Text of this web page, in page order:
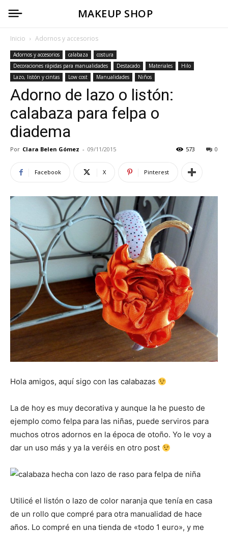
MAKEUP SHOP
Inicio Adornos y accesorios
Adornos y accesorios calabaza
costura
Decoraciones rápidas para manualidades
Destacado Materiales
Hilo
Lazo, listón y cintas
Low cost Manualidades Niños
Adorno de lazo o listón:
calabaza para felpa o
diadema
Por Clara Belen Gómez - 09/11/2015 0
573
Facebook X Pinterest
Hola amigos, aquí sigo con las calabazas
La de hoy es muy decorativa y aunque la he puesto de
ejemplo como felpa para las niñas, puede serviros para
muchos otros adornos en la época de otoño. Yo le voy a
dar un uso más y ya la veréis en otro post
Utilicé el listón o lazo de color naranja que tenía en casa
de un rollo que compré para otra manualidad de hace
años. Lo compré en una tienda de «todo 1 euro», y me